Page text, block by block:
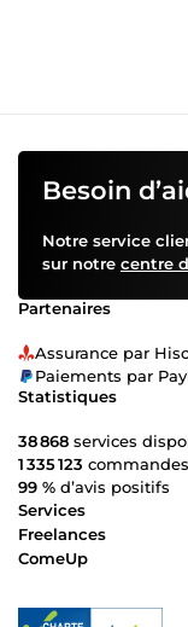
Besoin
Notre service
sur notre centre
Partenaires
Assurance par
Paiements par
Statistiques
38 868 services
1 335 123
99 % d’avis positifs
Services
Freelances
ComeUp